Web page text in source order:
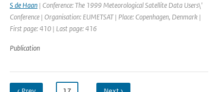
S de Haan | Conference: The 1999 Meteorological Satellite Data Users\'
Conference | Organisation: EUMETSAT | Place: Copenhagen, Denmark |
First page: 410 | Last page: 416
Publication